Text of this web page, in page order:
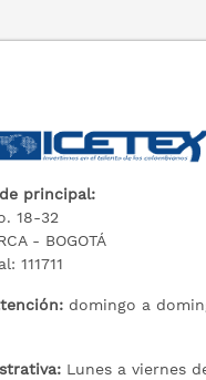
principal:
18-32
- BOGOTÁ
111711
domingo a
Lunes a viernes